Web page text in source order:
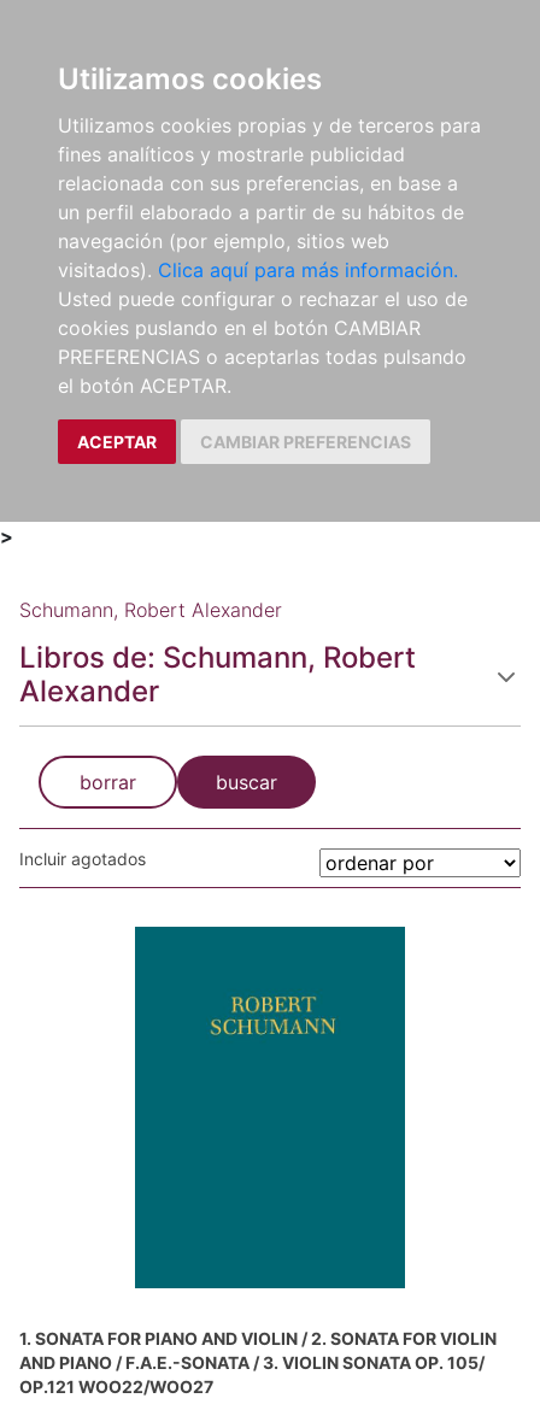
Utilizamos cookies
Utilizamos cookies propias y de terceros para
fines analíticos y mostrarle publicidad
relacionada con sus preferencias, en base a
un perfil elaborado a partir de su hábitos de
navegación (por ejemplo, sitios web
visitados). Clica aquí para más información.
Usted puede configurar o rechazar el uso de
cookies puslando en el botón CAMBIAR
PREFERENCIAS o aceptarlas todas pulsando
el botón ACEPTAR.
ACEPTAR CAMBIAR PREFERENCIAS
>
Schumann, Robert Alexander
Libros de: Schumann, Robert
Alexander
borrar buscar
Incluir agotados
1. SONATA FOR PIANO AND VIOLIN / 2. SONATA FOR VIOLIN
AND PIANO / F.A.E.-SONATA / 3. VIOLIN SONATA OP. 105/
OP.121 WOO22/WOO27